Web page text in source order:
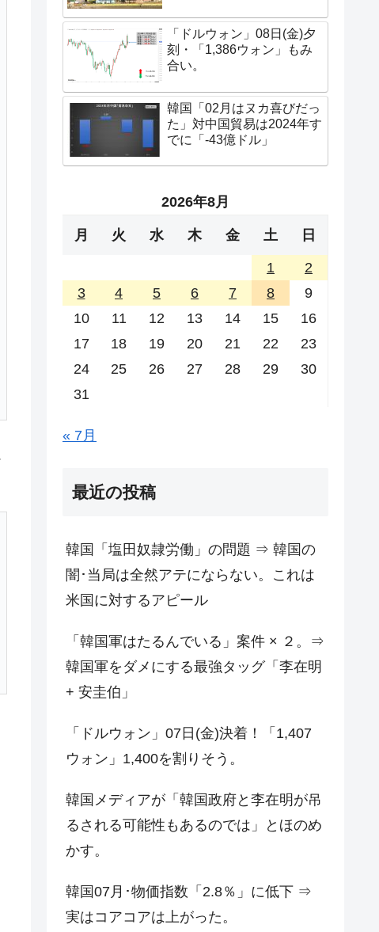
「ドルウォン」08日(金)夕
刻・「1,386ウォン」もみ
合い。
韓国「02月はヌカ喜びだっ
た」対中国貿易は2024年す
でに「-43億ドル」
2026年8月
月 火 水 木 金 土 日
1
2
3
4 5 6 7 8
9
10
11 12 13 14 15
16
17
18 19 20 21 22
23
24
25 26 27 28 29
30
31
« 7月
最近の投稿
韓国「塩田奴隷労働」の問題 ⇒ 韓国の
闇･当局は全然アテにならない。これは
米国に対するアピール
「韓国軍はたるんでいる」案件 × ２。⇒
韓国軍をダメにする最強タッグ「李在明
+ 安圭伯」
「ドルウォン」07日(金)決着！「1,407
ウォン」1,400を割りそう。
韓国メディアが「韓国政府と李在明が吊
るされる可能性もあるのでは」とほのめ
かす。
韓国07月･物価指数「2.8％」に低下 ⇒
実はコアコアは上がった。